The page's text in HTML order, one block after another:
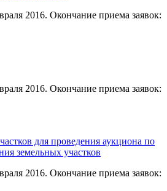
2016. Окончание приема заявок:
2016. Окончание приема заявок:
для проведения аукциона по
земельных участков
2016. Окончание приема заявок: